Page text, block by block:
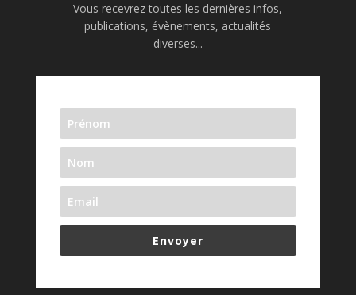
Vous recevrez toutes les dernières infos,
publications, évènements, actualités
diverses...
Envoyer